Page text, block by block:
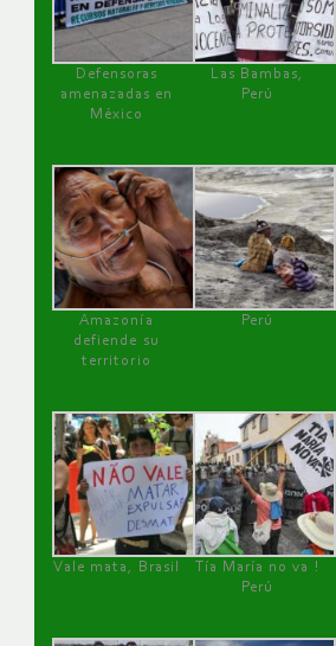
Defensoras
amenazadas en
México
Las Bambas,
Perú
Amazonía
defiende su
territorio
Perú
Vale mata, Brasil
Tía María no va !
Perú